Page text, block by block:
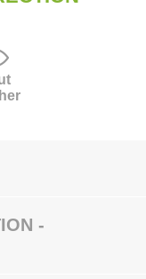
-